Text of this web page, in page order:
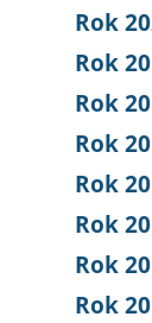
Rok
Rok
Rok
Rok
Rok
Rok
Rok
Rok